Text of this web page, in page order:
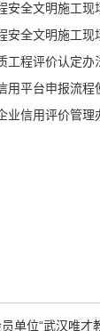
安全文明施工现
安全文明施工现
工程评价认定办
用平台申报流程
业信用评价管理
单位“武汉唯才